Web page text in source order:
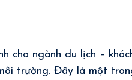
cho ngành du lịch –
trường. Đây là một